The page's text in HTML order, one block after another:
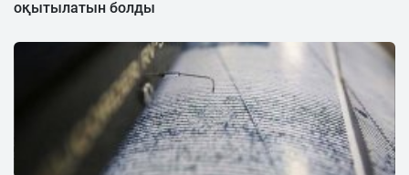
оқытылатын болды